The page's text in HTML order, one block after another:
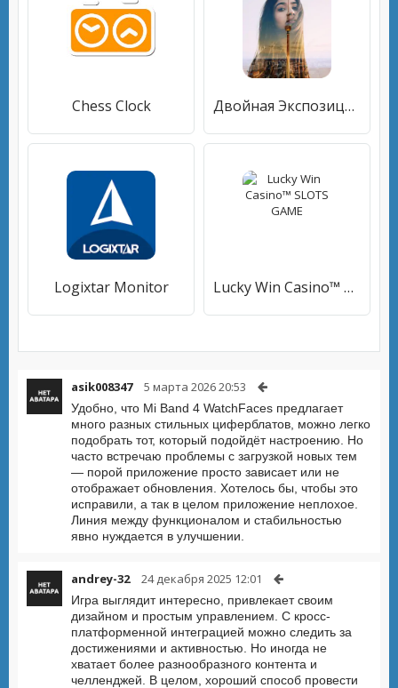
Chess Clock Двойная Экспозиция- Фото Бленд
Logixtar Monitor Lucky Win Casino™ SLOTS GAME
asik008347 5 марта 2026 20:53
Удобно, что Mi Band 4 WatchFaces предлагает
много разных стильных циферблатов, можно легко
подобрать тот, который подойдёт настроению. Но
часто встречаю проблемы с загрузкой новых тем
— порой приложение просто зависает или не
отображает обновления. Хотелось бы, чтобы это
исправили, а так в целом приложение неплохое.
Линия между функционалом и стабильностью
явно нуждается в улучшении.
andrey-32 24 декабря 2025 12:01
Игра выглядит интересно, привлекает своим
дизайном и простым управлением. С кросс-
платформенной интеграцией можно следить за
достижениями и активностью. Но иногда не
хватает более разнообразного контента и
челленджей. В целом, хороший способ провести